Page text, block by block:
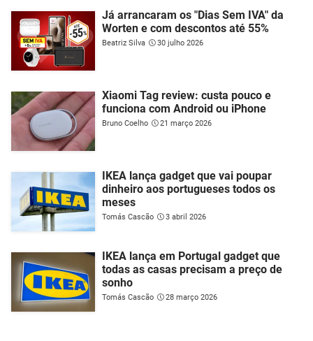
Já arrancaram os "Dias Sem IVA" da
Worten e com descontos até 55%
Beatriz Silva 30 julho 2026
Xiaomi Tag review: custa pouco e
funciona com Android ou iPhone
Bruno Coelho 21 março 2026
IKEA lança gadget que vai poupar
dinheiro aos portugueses todos os
meses
Tomás Cascão 3 abril 2026
IKEA lança em Portugal gadget que
todas as casas precisam a preço de
sonho
Tomás Cascão 28 março 2026